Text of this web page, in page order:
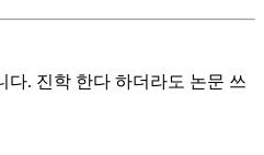
다. 진학 한다 하더라도 논문 쓰